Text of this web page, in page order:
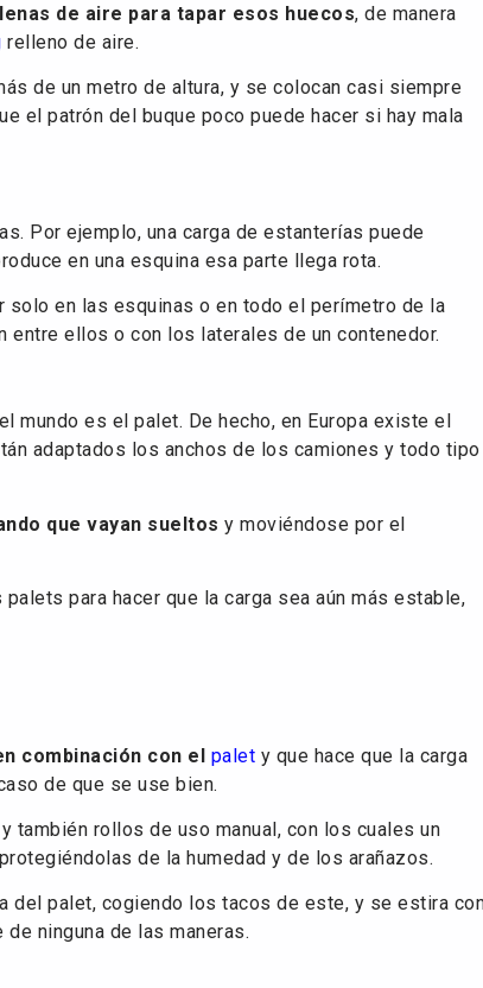
de aire para tapar esos huecos, de manera
relleno de aire.
de un metro de altura, y se colocan casi siempre
el patrón del buque poco puede hacer si hay mala
Por ejemplo, una carga de estanterías puede
en una esquina esa parte llega rota.
solo en las esquinas o en todo el perímetro de la
entre ellos o con los laterales de un contenedor.
es el palet. De hecho, en Europa existe el
adaptados los anchos de los camiones y todo tipo
que vayan sueltos y moviéndose por el
para hacer que la carga sea aún más estable,
combinación con el palet y que hace que la carga
de que se use bien.
también rollos de uso manual, con los cuales un
de la humedad y de los arañazos.
del palet, cogiendo los tacos de este, y se estira
ninguna de las maneras.